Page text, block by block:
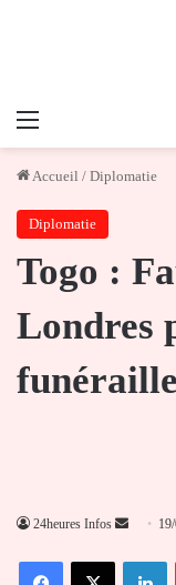
Menu
Accueil / Diplomatie
Diplomatie
Togo :
Londres
24heures Infos
Envoyer
courriel
FacebookX